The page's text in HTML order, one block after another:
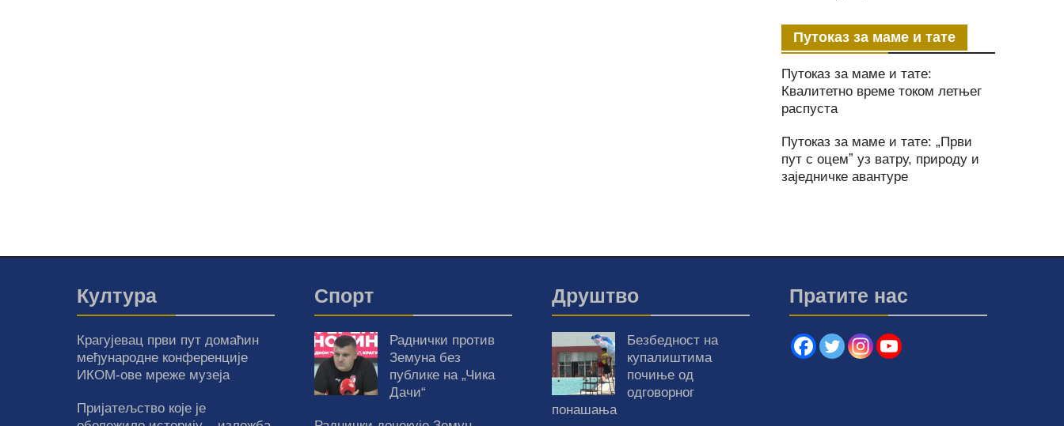
Путоказ за маме и тате
Путоказ за маме и тате:
Квалитетно време током летњег
распуста
Путоказ за маме и тате: „Први
пут с оцемˮ уз ватру, природу и
заједничке авантуре
Култура
Крагујевац први пут домаћин
међународне конференције
ИКОМ-ове мреже музеја
Пријатељство које је
Спорт
Раднички против
Земуна без
публике на „Чика
Дачи“
Друштво
Безбедност на
купалиштима
почиње од
одговорног
понашања
Пратите нас